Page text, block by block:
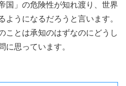
国」の危険性が知れ渡り、世界
ようになるだろうと言います。
ことは承知のはずなのにどうし
に思っています。